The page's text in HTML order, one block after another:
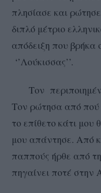
πλησίασε και
διπλό μέτριο
απόδειξη που
‘’Λούκισσας’’.
Τον
Τον ρώτησα από πού
το επίθετο κάτι μου
μου απάντησε. Από
παππούς ήρθε από
πηγαίνει ποτέ στην